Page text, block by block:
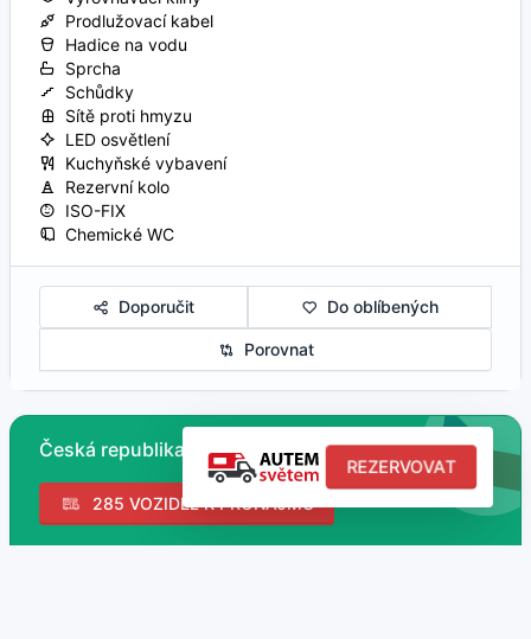
Prodlužovací kabel
Hadice na vodu
Sprcha
Schůdky
Sítě proti hmyzu
LED osvětlení
Kuchyňské vybavení
Rezervní kolo
ISO-FIX
Chemické WC
Doporučit Do oblíbených
Porovnat
Česká republika
285 VOZIDEL K PRONÁJMU
REZERVOVAT